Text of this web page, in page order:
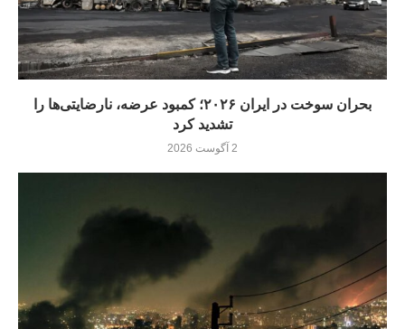
بحران سوخت در ایران ۲۰۲۶؛ کمبود عرضه، نارضایتی‌ها را
تشدید کرد
2 آگوست 2026